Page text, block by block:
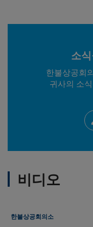
소
한불상공회
귀사의 소
비디오
한불상공회의소